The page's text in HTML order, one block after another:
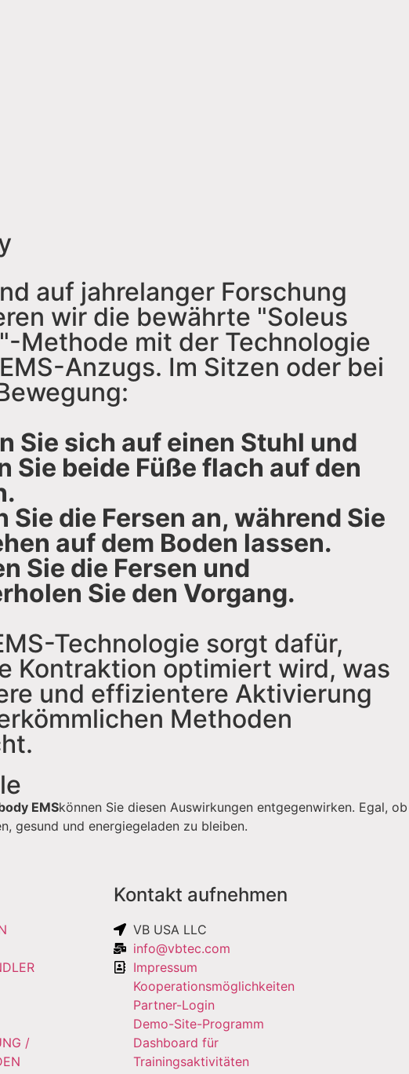
auf jahrelanger Forschung
wir die bewährte "Soleus
Methode mit der Technologie
Anzugs. Im Sitzen oder bei
Sie sich auf einen Stuhl und
Sie beide Füße flach auf den
Sie die Fersen an, während Sie
auf dem Boden lassen.
Sie die Fersen und
Sie den Vorgang.
Technologie sorgt dafür,
Kontraktion optimiert wird, was
und effizientere Aktivierung
Methoden
EMSkönnen Sie diesen Auswirkungen entgegenwirken. Egal, ob
gesund und energiegeladen zu bleiben.
/
Kontakt aufnehmen
VB USA LLC
info@vbtec.com
Impressum
Kooperationsmöglichkeiten
Partner-Login
Demo-Site-Programm
Dashboard für
Trainingsaktivitäten